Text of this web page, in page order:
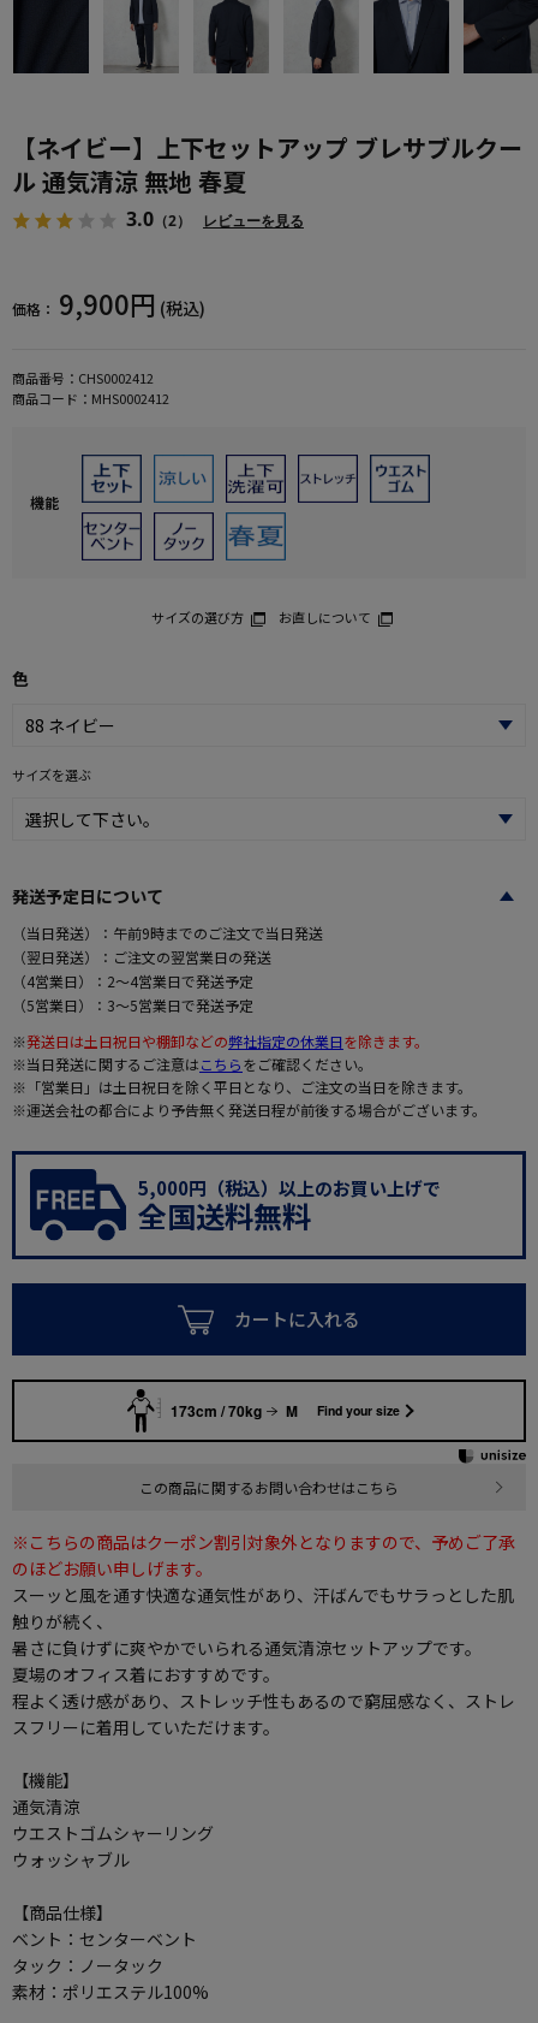
【ネイビー】上下セットアップ ブレサブルクー
ル 通気清涼 無地 春夏
3.0 （2） レビューを見る
価格： 9,900円 (税込)
商品番号： CHS0002412
商品コード： MHS0002412
機能
サイズの選び方 お直しについて
色
サイズを選ぶ
発送予定日について
（当日発送）：午前9時までのご注文で当日発送
（翌日発送）：ご注文の翌営業日の発送
（4営業日）：2～4営業日で発送予定
（5営業日）：3～5営業日で発送予定
※発送日は土日祝日や棚卸などの弊社指定の休業日を除きます。
※当日発送に関するご注意はこちらをご確認ください。
※「営業日」は土日祝日を除く平日となり、ご注文の当日を除きます。
※運送会社の都合により予告無く発送日程が前後する場合がございます。
5,000円（税込）以上のお買い上げで
全国送料無料
カートに入れる
173cm / 70kg M Find your size
この商品に関するお問い合わせはこちら
※こちらの商品はクーポン割引対象外となりますので、予めご了承
のほどお願い申しげます。
スーッと風を通す快適な通気性があり、汗ばんでもサラっとした肌
触りが続く、
暑さに負けずに爽やかでいられる通気清涼セットアップです。
夏場のオフィス着におすすめです。
程よく透け感があり、ストレッチ性もあるので窮屈感なく、ストレ
スフリーに着用していただけます。
【機能】
通気清涼
ウエストゴムシャーリング
ウォッシャブル
【商品仕様】
ベント：センターベント
タック：ノータック
素材：ポリエステル100%